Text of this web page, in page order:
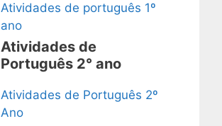
Atividades de português 1º
ano
Atividades de
Português 2° ano
Atividades de Português 2º
Ano